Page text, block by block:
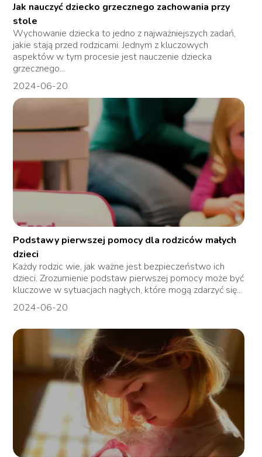
Jak nauczyć dziecko grzecznego zachowania przy
stole
Wychowanie dziecka to jedno z najważniejszych zadań,
jakie stają przed rodzicami. Jednym z kluczowych
aspektów w tym procesie jest nauczenie dziecka
grzecznego...
2024-06-20
Podstawy pierwszej pomocy dla rodziców małych
dzieci
Każdy rodzic wie, jak ważne jest bezpieczeństwo ich
dzieci. Zrozumienie podstaw pierwszej pomocy może być
kluczowe w sytuacjach nagłych, które mogą zdarzyć się...
2024-06-20